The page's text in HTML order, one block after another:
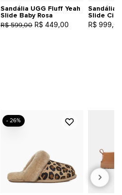
Sandália UGG Fluff Yeah
Slide Baby Rosa
R$ 599,00 R$ 449,00
Sandália
Slide
R$ 999,00
- 26%